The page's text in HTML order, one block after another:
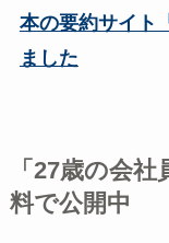
本の要約サイト
ました
「27歳の会
料で公開中